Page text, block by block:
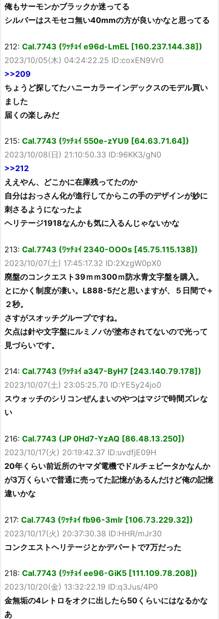
俺もサーモンかブラックか迷ってる
シルバーはスモセコ無い40mmの方が良いかなと思ってる
212: Cal.7743 (ﾜｯﾁｮｲ e96d-LmEL [160.237.144.38])
2023/10/05(木) 04:24:22.25 ID:coxEN9Vr0
>>209
ちょうど探してたハニーカラーインデックスのモデル買い
ました
届くの楽しみだ
215: Cal.7743 (ﾜｯﾁｮｲ 550e-zYU9 [64.63.71.64])
2023/10/08(日) 21:10:50.33 ID:96KK3/gN0
>>212
ええやん、どこかに在庫残ってたのか
自分はおっさん化が進行してからこの手のデザインが妙に
刺さるようになったよ
ヘリテージ1918なんかも気に入るんじゃないかな
213: Cal.7743 (ﾜｯﾁｮｲ 2340-OOOs [45.75.115.138])
2023/10/07(土) 17:45:17.32 ID:2XzgW0pX0
廃盤のコンクエスト39ｍｍ300ｍ防水青文字盤を購入。
とにかく制度が凄い。L888-5だと思いますが、５日間で＋
２秒。
さすがスオッチグループですね。
欠点は針や文字盤にルミノバが塗布されてないので光って
見づらいです。
214: Cal.7743 (ﾜｯﾁｮｲ a347-ByH7 [243.140.79.178])
2023/10/07(土) 23:05:25.70 ID:YE5y24jo0
スウォッチのシリコンぜんまいのやつはマジで時間ズレな
い
216: Cal.7743 (JP 0Hd7-YzAQ [86.48.13.250])
2023/10/17(火) 20:19:42.37 ID:uvdfjE09H
20年くらい前近所のヤマダ電機でドルチェビータかなんか
が3万くらいで普通に売ってた記憶があるんだけど俺の記憶
違いかな
217: Cal.7743 (ﾜｯﾁｮｲ fb96-3mlr [106.73.229.32])
2023/10/17(火) 20:37:30.38 ID:HHR/mJr30
コンクエストヘリテージとかデパートで7万だった
218: Cal.7743 (ﾜｯﾁｮｲ ee96-GiK5 [111.109.78.208])
2023/10/20(金) 13:32:22.19 ID:q3Jus/4P0
金無垢の4レトロをオクに出したら50くらいにはなるかな
あ